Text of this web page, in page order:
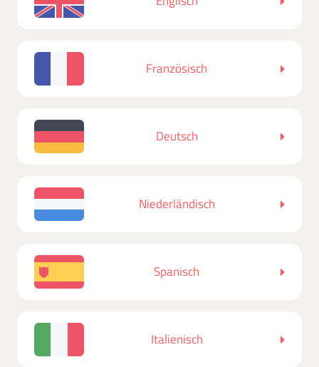
Französisch
Deutsch
Niederländisch
Spanisch
Italienisch